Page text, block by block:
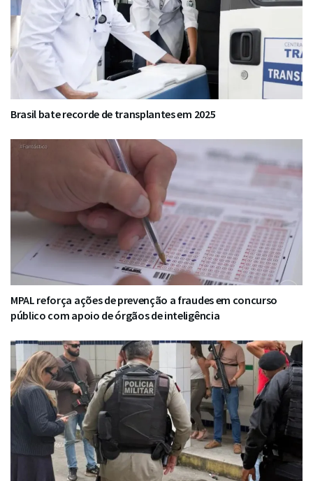
Brasil bate recorde de transplantes em 2025
MPAL reforça ações de prevenção a fraudes em concurso
público com apoio de órgãos de inteligência